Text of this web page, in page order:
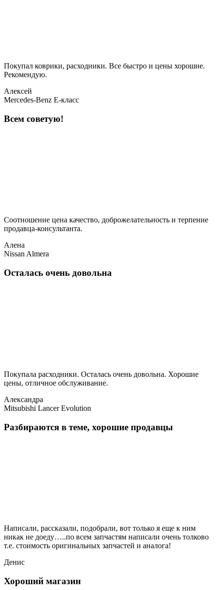
Покупал коврики, расходники. Все быстро и цены хорошие.
Рекомендую.
Алексей
Mercedes-Benz E-класс
Всем советую!
Соотношение цена качество, доброжелательность и терпение
продавца-консультанта.
Алена
Nissan Almera
Осталась очень довольна
Покупала расходники. Осталась очень довольна. Хорошие
цены, отличное обслуживание.
Александра
Mitsubishi Lancer Evolution
Разбираются в теме, хорошие продавцы
Написали, рассказали, подобрали, вот только я еще к ним
никак не доеду…..по всем запчастям написали очень толково
т.е. стоимость оригинальных запчастей и аналога!
Денис
Хороший магазин